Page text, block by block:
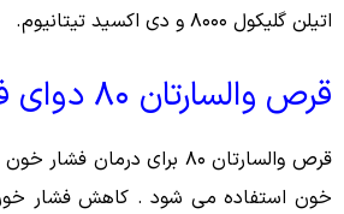
اتیلن گلیکول ۸۰۰۰ و دی اکسید تیتانیوم.
قرص والسارتان ۸۰ دوای فشار خون بالا
قرص والسارتان ۸۰ برای درمان
خون استفاده مى شود . کاهش فشار